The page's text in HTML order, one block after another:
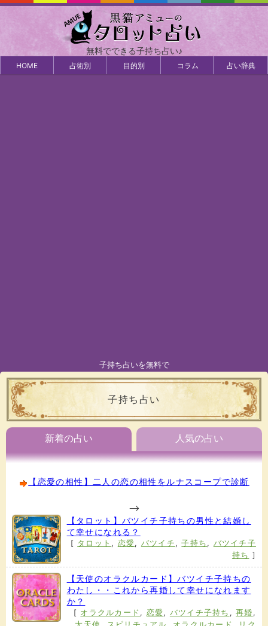
無料でできる子持ち占い♪
HOME 占術別 目的別 コラム 占い辞典
子持ち占いを無料で
子持ち占い
新着の占い 人気の占い
【恋愛の相性】二人の恋の相性をルナスコープで診断
-->
【タロット】バツイチ子持ちの男性と結婚し
て幸せになれる？
[ タロット , 恋愛, バツイチ ,子持ち , バツイチ子
持ち ]
【天使のオラクルカード】バツイチ子持ちの
わたし・・これから再婚して幸せになれます
か？
[ オラクルカード , 恋愛, バツイチ子持ち ,再婚 ,